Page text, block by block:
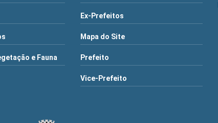
e Fauna
Ex-Prefeitos
Mapa do Site
Prefeito
Vice-Prefeito